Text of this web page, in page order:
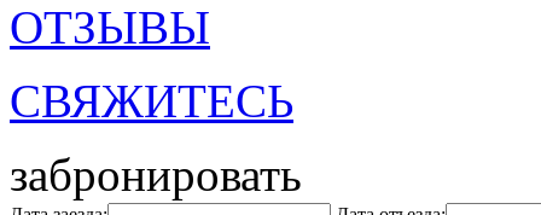
ОТЗЫВЫ
СВЯЖИТЕСЬ
забронировать